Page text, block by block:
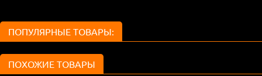
ПОПУЛЯРНЫЕ ТОВАРЫ:
ПОХОЖИЕ ТОВАРЫ